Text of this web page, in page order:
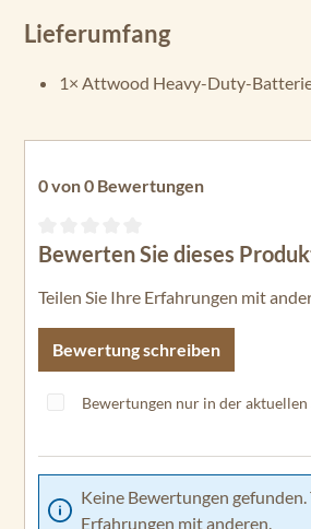
Lieferumfang
1× Attwood Heavy-Duty-
0 von 0 Bewertungen
Durchschnittliche Bewertung von 0
Bewerten Sie dieses
Teilen Sie Ihre Erfahrungen mit
Bewertung schreiben
Bewertungen nur in der aktuellen
Keine Bewertungen gefunden.
Erfahrungen mit anderen.